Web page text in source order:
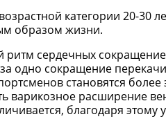
категории 20-30
образом жизни.
сердечных сокращение
одно сокращение
становятся
варикозное расширение
благодаря